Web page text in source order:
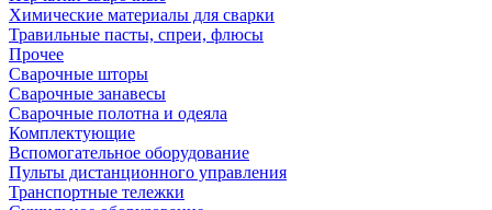
Химические материалы для сварки
Травильные пасты, спреи, флюсы
Прочее
Сварочные шторы
Сварочные занавесы
Сварочные полотна и одеяла
Комплектующие
Вспомогательное оборудование
Пульты дистанционного управления
Транспортные тележки